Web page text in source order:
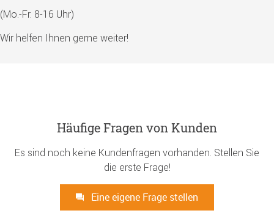
(Mo.-Fr. 8-16 Uhr)
Wir helfen Ihnen gerne weiter!
Häufige Fragen von Kunden
Es sind noch keine Kundenfragen vorhanden. Stellen Sie
die erste Frage!
Eine eigene Frage stellen